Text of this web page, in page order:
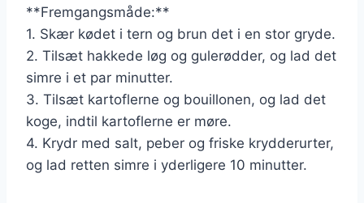
**Fremgangsmåde:**
1. Skær kødet i tern og brun det i en stor gryde.
2. Tilsæt hakkede løg og gulerødder, og lad det
simre i et par minutter.
3. Tilsæt kartoflerne og bouillonen, og lad det
koge, indtil kartoflerne er møre.
4. Krydr med salt, peber og friske krydderurter,
og lad retten simre i yderligere 10 minutter.